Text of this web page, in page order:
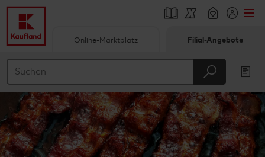
Hauptinhalt
Footer
Schwebender Seitenbereich
Online-Marktplatz Filial-Angebote